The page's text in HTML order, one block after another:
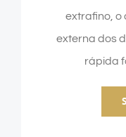
extrafino, o
externa dos
rápida